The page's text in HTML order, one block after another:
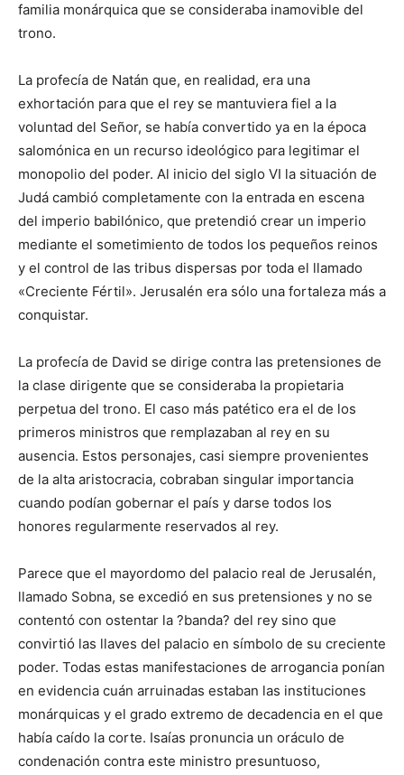
familia monárquica que se consideraba inamovible del
trono.
La profecía de Natán que, en realidad, era una
exhortación para que el rey se mantuviera fiel a la
voluntad del Señor, se había convertido ya en la época
salomónica en un recurso ideológico para legitimar el
monopolio del poder. Al inicio del siglo VI la situación de
Judá cambió completamente con la entrada en escena
del imperio babilónico, que pretendió crear un imperio
mediante el sometimiento de todos los pequeños reinos
y el control de las tribus dispersas por toda el llamado
«Creciente Fértil». Jerusalén era sólo una fortaleza más a
conquistar.
La profecía de David se dirige contra las pretensiones de
la clase dirigente que se consideraba la propietaria
perpetua del trono. El caso más patético era el de los
primeros ministros que remplazaban al rey en su
ausencia. Estos personajes, casi siempre provenientes
de la alta aristocracia, cobraban singular importancia
cuando podían gobernar el país y darse todos los
honores regularmente reservados al rey.
Parece que el mayordomo del palacio real de Jerusalén,
llamado Sobna, se excedió en sus pretensiones y no se
contentó con ostentar la ?banda? del rey sino que
convirtió las llaves del palacio en símbolo de su creciente
poder. Todas estas manifestaciones de arrogancia ponían
en evidencia cuán arruinadas estaban las instituciones
monárquicas y el grado extremo de decadencia en el que
había caído la corte. Isaías pronuncia un oráculo de
condenación contra este ministro presuntuoso,